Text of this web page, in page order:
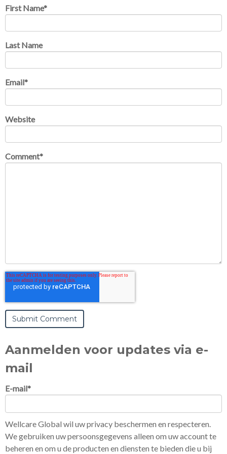
First Name*
Last Name
Email*
Website
Comment*
Aanmelden voor updates via e-
mail
E-mail*
Wellcare Global wil uw privacy beschermen en respecteren.
We gebruiken uw persoonsgegevens alleen om uw account te
beheren en om u de producten en diensten te bieden die u bij